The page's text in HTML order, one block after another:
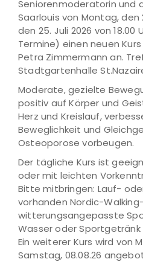
Seniorenmoderatorin und
Saarlouis von Montag, den
den 25. Juli 2026 von 18.00
Termine) einen neuen
Petra Zimmermann an.
Stadtgartenhalle
Moderate, gezielte
positiv auf Körper und
Herz und Kreislauf,
Beweglichkeit und
Osteoporose vorbeugen.
Der tägliche Kurs ist
oder mit leichten
Bitte mitbringen: Lauf-
vorhanden Nordic-
witterungsangepasste
Wasser oder Sportgetränk
Ein weiterer Kurs wird von
Samstag, 08.08.26